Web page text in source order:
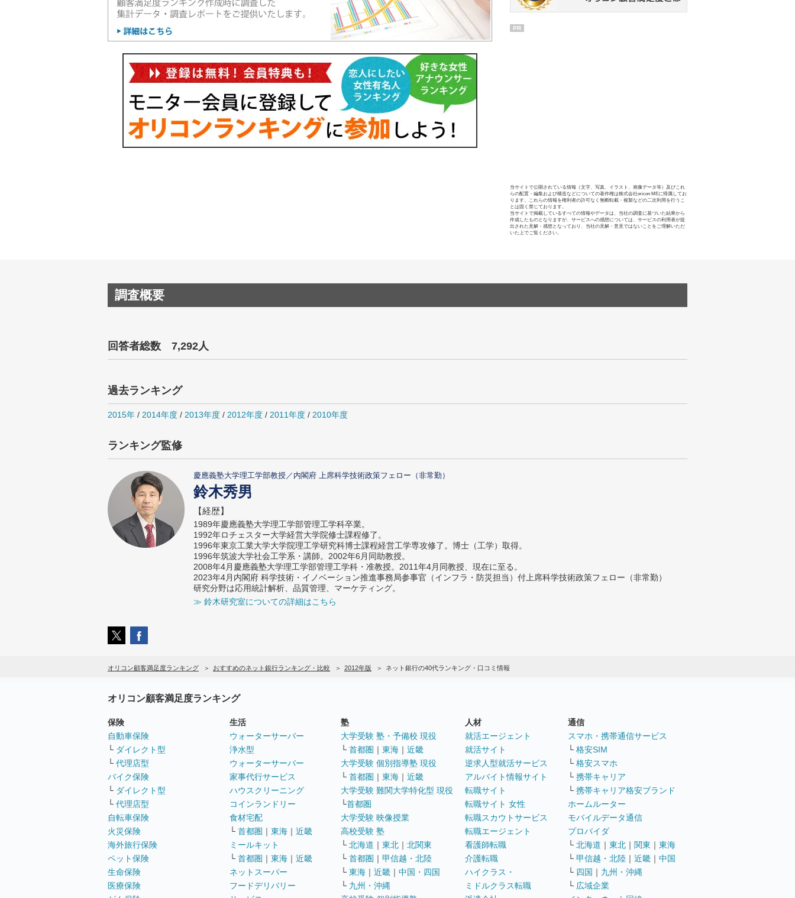
PR
当サイトで公開されている情報（文字、写真、イラスト、画像データ等）及びこれ
らの配置・編集および構造などについての著作権は株式会社oricon MEに帰属してお
ります。これらの情報を権利者の許可なく無断転載・複製などの二次利用を行うこ
とは固く禁じております。
当サイトで掲載しているすべての情報やデータは、当社の調査に基づいた結果から
作成したものとなりますが、サービスへの感想については、サービスの利用者が提
出された見解・感想となっており、当社の見解・意見ではないことをご理解いただ
いた上でご覧ください。
調査概要
回答者総数 7,292人
過去ランキング
2015年 / 2014年度 / 2013年度 / 2012年度 / 2011年度 / 2010年度
ランキング監修
慶應義塾大学理工学部教授／内閣府 上席科学技術政策フェロー（非常勤）
鈴木秀男
【経歴】
1989年慶應義塾大学理工学部管理工学科卒業。
1992年ロチェスター大学経営大学院修士課程修了。
1996年東京工業大学大学院理工学研究科博士課程経営工学専攻修了。博士（工学）取得。
1996年筑波大学社会工学系・講師。2002年6月同助教授。
2008年4月慶應義塾大学理工学部管理工学科・准教授。2011年4月同教授、現在に至る。
2023年4月内閣府 科学技術・イノベーション推進事務局参事官（インフラ・防災担当）付上席科学技術政策フェロー（非常勤）
研究分野は応用統計解析、品質管理、マーケティング。
≫ 鈴木研究室についての詳細はこちら
オリコン顧客満足度ランキング おすすめのネット銀行ランキング・比較 2012年版 ネット銀行の40代ランキング・口コミ情報
オリコン顧客満足度ランキング
保険
自動車保険
└ ダイレクト型
└ 代理店型
バイク保険
└ ダイレクト型
└ 代理店型
自転車保険
火災保険
海外旅行保険
ペット保険
生命保険
医療保険
生活
ウォーターサーバー
浄水型
ウォーターサーバー
家事代行サービス
ハウスクリーニング
コインランドリー
食材宅配
└ 首都圏 ｜ 東海 ｜ 近畿
ミールキット
└ 首都圏 ｜ 東海 ｜ 近畿
ネットスーパー
フードデリバリー
塾
大学受験 塾・予備校 現役
└ 首都圏 ｜ 東海 ｜ 近畿
大学受験 個別指導塾 現役
└ 首都圏 ｜ 東海 ｜ 近畿
大学受験 難関大学特化型 現役
└首都圏
大学受験 映像授業
高校受験 塾
└ 北海道 ｜ 東北 ｜ 北関東
└ 首都圏 ｜ 甲信越・北陸
└ 東海 ｜ 近畿 ｜ 中国・四国
└ 九州・沖縄
人材
就活エージェント
就活サイト
逆求人型就活サービス
アルバイト情報サイト
転職サイト
転職サイト 女性
転職スカウトサービス
転職エージェント
看護師転職
介護転職
ハイクラス・
ミドルクラス転職
通信
スマホ・携帯通信サービス
└ 格安SIM
└ 格安スマホ
└ 携帯キャリア
└ 携帯キャリア格安ブランド
ホームルーター
モバイルデータ通信
プロバイダ
└ 北海道 ｜ 東北 ｜ 関東 ｜ 東海
└ 甲信越・北陸 ｜ 近畿 ｜ 中国
└ 四国 ｜ 九州・沖縄
└ 広域企業